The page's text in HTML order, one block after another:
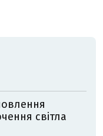
світла